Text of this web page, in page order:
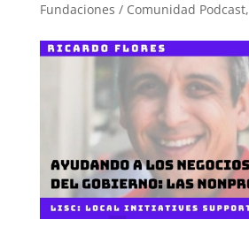
Fundaciones / Comunidad Podcast,